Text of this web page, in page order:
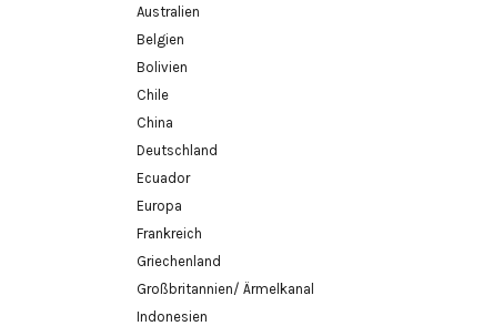
Australien
Belgien
Bolivien
Chile
China
Deutschland
Ecuador
Europa
Frankreich
Griechenland
Großbritannien/ Ärmelkanal
Indonesien